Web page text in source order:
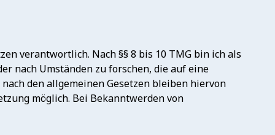
verantwortlich. Nach §§ 8 bis 10 TMG bin ich als
nach Umständen zu forschen, die auf eine
den allgemeinen Gesetzen bleiben hiervon
möglich. Bei Bekanntwerden von